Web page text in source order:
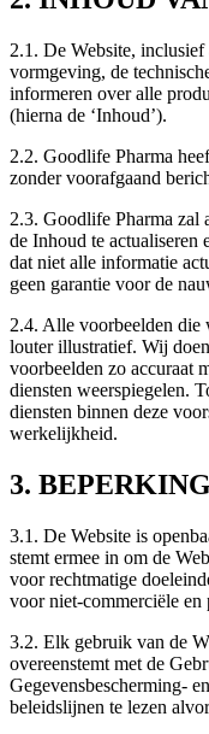
2.1. De Website,
vormgeving, de
informeren over alle
(hierna de ‘Inhoud’).
2.2. Goodlife Pharma
zonder voorafgaand
2.3. Goodlife Pharma zal
de Inhoud te actualiseren
dat niet alle informatie
geen garantie voor de
2.4. Alle voorbeelden die
louter illustratief. Wij
voorbeelden zo accuraat
diensten weerspiegelen.
diensten binnen deze
werkelijkheid.
3.
3.1. De Website is
stemt ermee in om de
voor rechtmatige
voor niet-commerciële en
3.2. Elk gebruik van de
overeenstemt met de
Gegevensbescherming-
beleidslijnen te lezen